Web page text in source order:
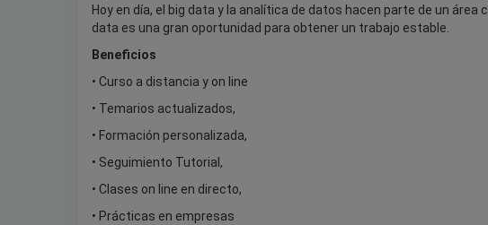
Hoy en día, el big data y la analítica de datos hacen parte de un
data es una gran oportunidad para obtener un trabajo estable.
Beneficios
• Curso a distancia y on line
• Temarios actualizados,
• Formación personalizada,
• Seguimiento Tutorial,
• Clases on line en directo,
• Prácticas en empresas